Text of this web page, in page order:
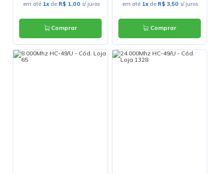
em até 1x de R$ 1,00 s/ juros
Comprar
em até 1x de R$ 3,50 s/ juros
Comprar